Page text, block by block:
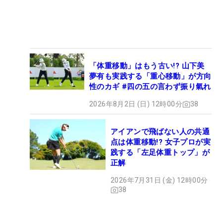
「体重移動」はもう古い!? 山下美
夢有も実践する「重心移動」が方向
性のカギ #四の五の言わず振り氣れ
2026年8月2日 (日) 12時00分 38
アイアンで飛ばない人の共通
点は体重移動!? 女子プロが実
践する「左足体重トップ」が
正解
2026年7月31日 (金) 12時00分
38